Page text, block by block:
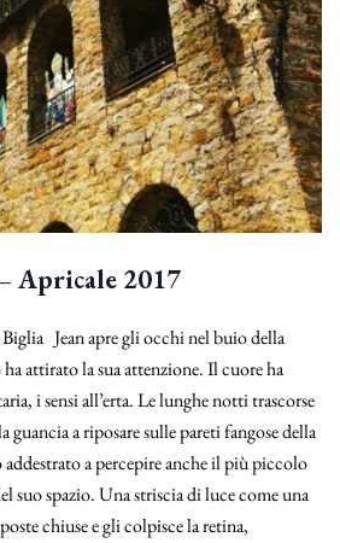
Apricale 2017
Jean apre gli occhi nel buio della
attirato la sua attenzione. Il cuore ha
i sensi all’erta. Le lunghe notti trascorse
a riposare sulle pareti fangose della
a percepire anche il più piccolo
suo spazio. Una striscia di luce come una
chiuse e gli colpisce la retina,